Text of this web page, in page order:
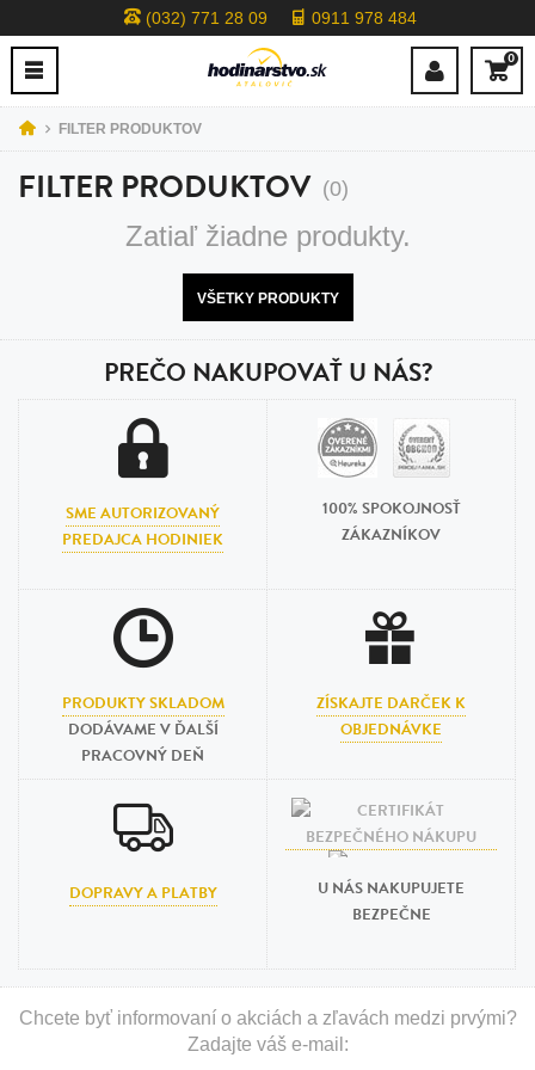
(032) 771 28 09 0911 978 484
0
FILTER PRODUKTOV
FILTER PRODUKTOV (0)
Zatiaľ žiadne produkty.
VŠETKY PRODUKTY
PREČO NAKUPOVAŤ U NÁS?
SME AUTORIZOVANÝ
PREDAJCA HODINIEK
100% SPOKOJNOSŤ
ZÁKAZNÍKOV
PRODUKTY SKLADOM
DODÁVAME V ĎALŠÍ
PRACOVNÝ DEŇ
ZÍSKAJTE DARČEK K
OBJEDNÁVKE
DOPRAVY A PLATBY
U NÁS NAKUPUJETE
BEZPEČNE
Chcete byť informovaní o akciách a zľavách medzi prvými?
Zadajte váš e-mail: